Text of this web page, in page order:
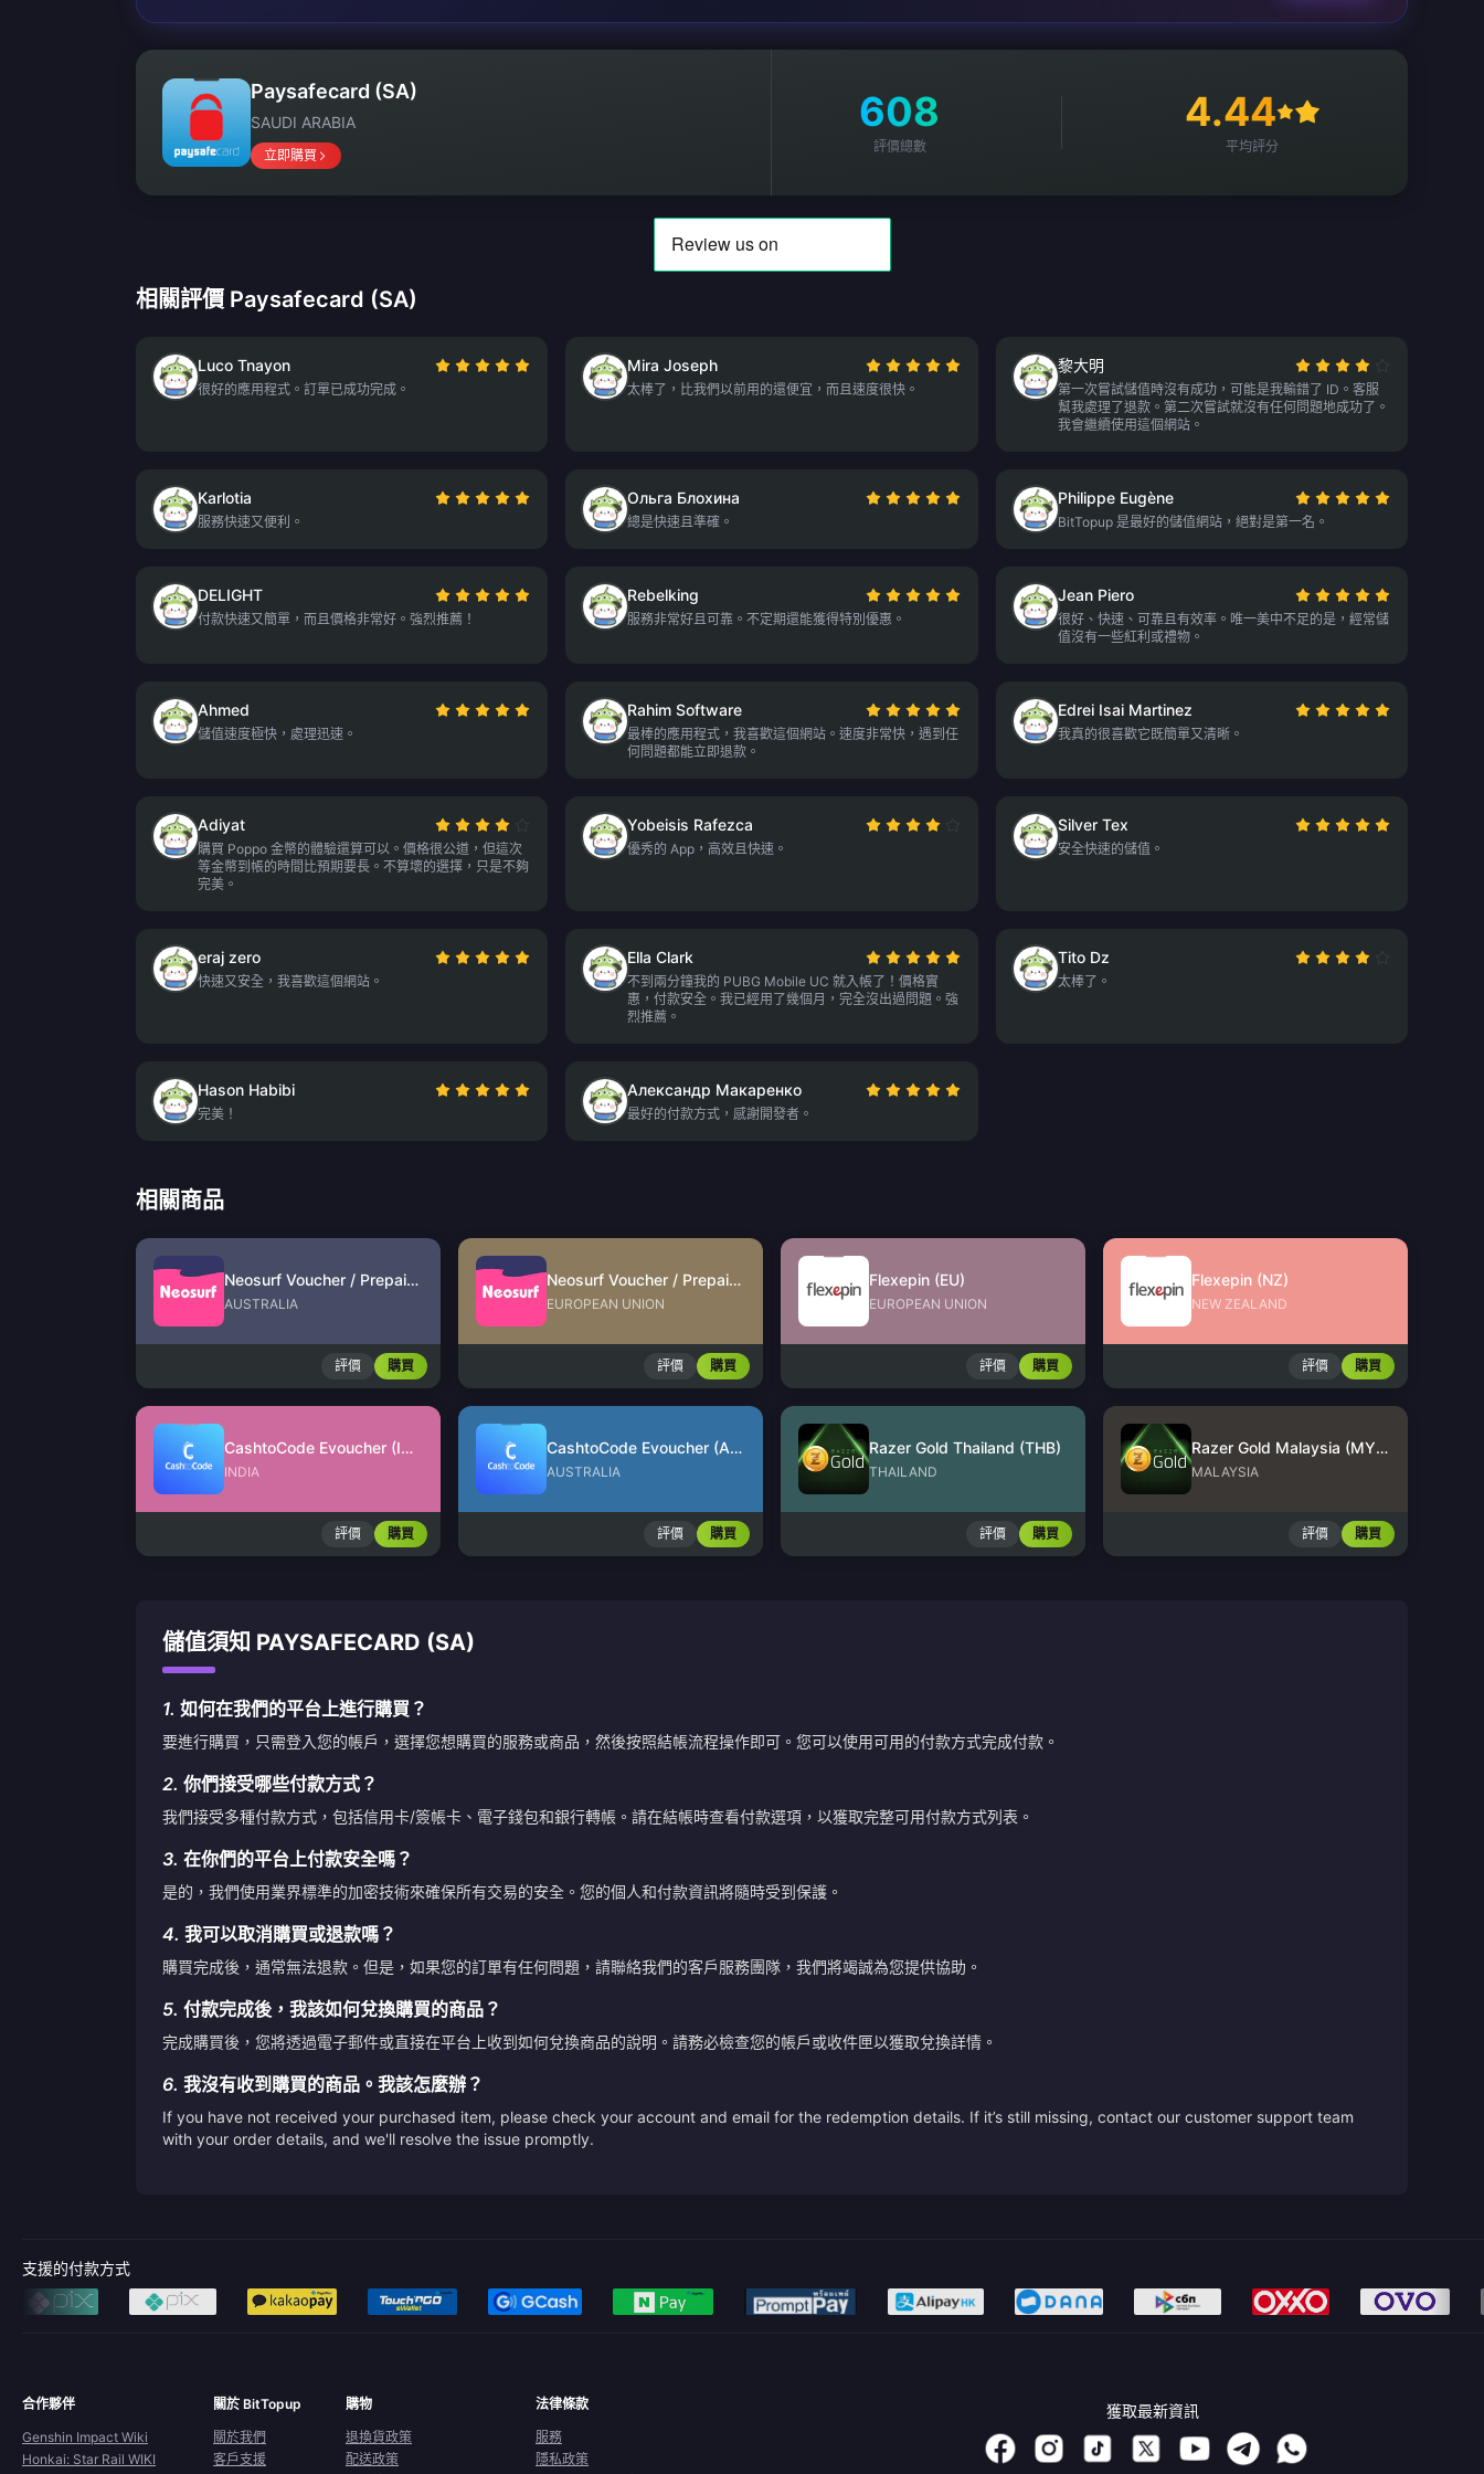
Paysafecard (SA)
SAUDI ARABIA
立即購買
608
評價總數
4.44
平均評分
相關評價 Paysafecard (SA)
Luco Tnayon
很好的應用程式。訂單已成功完成。
Mira Joseph
太棒了，比我們以前用的還便宜，而且速度很快。
黎大明
第一次嘗試儲值時沒有成功，可能是我輸錯了 ID。客服
幫我處理了退款。第二次嘗試就沒有任何問題地成功了。
我會繼續使用這個網站。
Karlotia
服務快速又便利。
Ольга Блохина
總是快速且準確。
Philippe Eugène
BitTopup 是最好的儲值網站，絕對是第一名。
DELIGHT
付款快速又簡單，而且價格非常好。強烈推薦！
Rebelking
服務非常好且可靠。不定期還能獲得特別優惠。
Jean Piero
很好、快速、可靠且有效率。唯一美中不足的是，經常儲
值沒有一些紅利或禮物。
Ahmed
儲值速度極快，處理迅速。
Rahim Software
最棒的應用程式，我喜歡這個網站。速度非常快，遇到任
何問題都能立即退款。
Edrei Isai Martinez
我真的很喜歡它既簡單又清晰。
Adiyat
購買 Poppo 金幣的體驗還算可以。價格很公道，但這次
等金幣到帳的時間比預期要長。不算壞的選擇，只是不夠
完美。
Yobeisis Rafezca
優秀的 App，高效且快速。
Silver Tex
安全快速的儲值。
eraj zero
快速又安全，我喜歡這個網站。
Ella Clark
不到兩分鐘我的 PUBG Mobile UC 就入帳了！價格實
惠，付款安全。我已經用了幾個月，完全沒出過問題。強
烈推薦。
Tito Dz
太棒了。
Hason Habibi
完美！
Александр Макаренко
最好的付款方式，感謝開發者。
相關商品
Neosurf Voucher / Prepaid (AU)
AUSTRALIA
評價 購買
Neosurf Voucher / Prepaid (EU)
EUROPEAN UNION
評價 購買
Flexepin (EU)
EUROPEAN UNION
評價 購買
Flexepin (NZ)
NEW ZEALAND
評價 購買
CashtoCode Evoucher (INR)
INDIA
評價 購買
CashtoCode Evoucher (AUD)
AUSTRALIA
評價 購買
Razer Gold Thailand (THB)
THAILAND
評價 購買
Razer Gold Malaysia (MYR)
MALAYSIA
評價 購買
儲值須知 PAYSAFECARD (SA)
1. 如何在我們的平台上進行購買？
要進行購買，只需登入您的帳戶，選擇您想購買的服務或商品，然後按照結帳流程操作即可。您可以使用可用的付款方式完成付款。
2. 你們接受哪些付款方式？
我們接受多種付款方式，包括信用卡/簽帳卡、電子錢包和銀行轉帳。請在結帳時查看付款選項，以獲取完整可用付款方式列表。
3. 在你們的平台上付款安全嗎？
是的，我們使用業界標準的加密技術來確保所有交易的安全。您的個人和付款資訊將隨時受到保護。
4. 我可以取消購買或退款嗎？
購買完成後，通常無法退款。但是，如果您的訂單有任何問題，請聯絡我們的客戶服務團隊，我們將竭誠為您提供協助。
5. 付款完成後，我該如何兌換購買的商品？
完成購買後，您將透過電子郵件或直接在平台上收到如何兌換商品的說明。請務必檢查您的帳戶或收件匣以獲取兌換詳情。
6. 我沒有收到購買的商品。我該怎麼辦？
If you have not received your purchased item, please check your account and email for the redemption details. If it’s still missing, contact our customer support team
with your order details, and we'll resolve the issue promptly.
支援的付款方式
合作夥伴
Genshin Impact Wiki
Honkai: Star Rail WIKI
關於 BitTopup
關於我們
客戶支援
購物
退換貨政策
配送政策
法律條款
服務
隱私政策
獲取最新資訊